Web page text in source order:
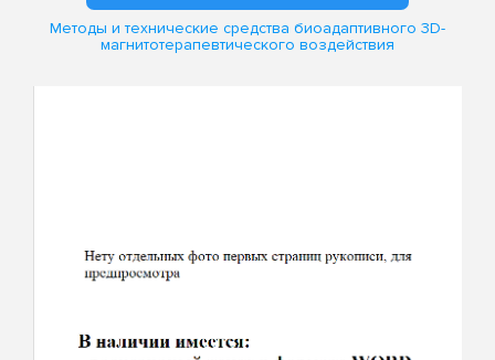
Методы и технические средства биоадаптивного 3D-
магнитотерапевтического воздействия